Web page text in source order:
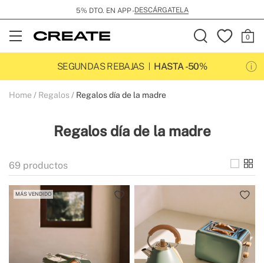
ENVÍO GRATIS EN PEDIDOS SUPERIORES A 99€
Open
Menu
SEGUNDAS REBAJAS
HASTA -50%
Home Regalos Regalos día de la madre
Regalos día de la madre
69 productos
MÁS VENDIDO